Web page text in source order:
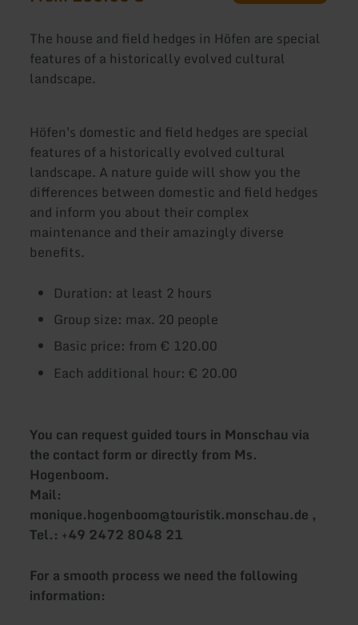
The house and field hedges in Höfen are special
features of a historically evolved cultural
landscape.
Höfen's domestic and field hedges are special
features of a historically evolved cultural
landscape. A nature guide will show you the
differences between domestic and field hedges
and inform you about their complex
maintenance and their amazingly diverse
benefits.
Duration: at least 2 hours
Group size: max. 20 people
Basic price: from € 120.00
Each additional hour: € 20.00
You can request guided tours in Monschau via
the contact form or directly from Ms.
Hogenboom.
Mail:
monique.hogenboom@touristik.monschau.de ,
Tel.: +49 2472 8048 21
For a smooth process we need the following
information: